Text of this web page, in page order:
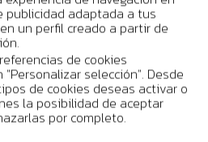
niveles
6000 / 19500 min⁻¹
mm (barrena) / 72 mm (broca
adaptada a tus
un perfil creado a partir de
de cookies
selección". Desde
de cookies deseas activar o
la posibilidad de aceptar
por completo.